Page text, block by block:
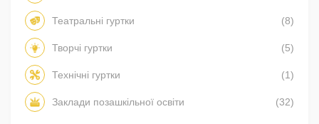
Театральні гуртки (8)
Творчі гуртки (5)
Технічні гуртки (1)
Заклади позашкільної освіти (32)